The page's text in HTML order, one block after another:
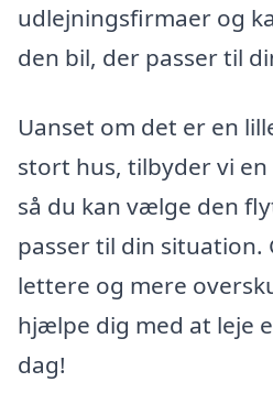
udlejningsfirmaer og
den bil, der passer til
Uanset om det er en
stort hus, tilbyder vi
så du kan vælge den
passer til din situation.
lettere og mere
hjælpe dig med at leje
dag!